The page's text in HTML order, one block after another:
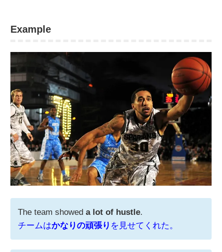
Example
The team showed a lot of hustle.
チームはかなりの頑張り を見せてくれた。